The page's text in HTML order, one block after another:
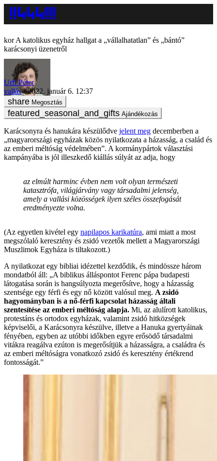
A katolikus egyház hallgat a „vállalhatatlan” és „bántó”
karácsonyi üzenetről
Urfi Péter
vallás
2022. január 6. 12:37
Megosztás
Ajándékozás
Karácsonyra és hanukára készülődve jelent meg decemberben a
„magyarországi egyházak közös nyilatkozata a házasság, a család és
az emberi méltóság védelmében”. A kormánypártok választási
kampányába is jól illeszkedő kiállás súlyát az adja, hogy
az elmúlt harminc évben nem volt olyan természeti
katasztrófa, világjárvány vagy társadalmi jelenség,
amely a vallási közösségek ilyen széles összefogását
eredményezte volna.
(Az egyetlen kivétel egy napilapos karikatúra, ami miatt a most
megszólaló keresztény és zsidó vezetők mellett a Magyarországi
Muszlimok Egyháza is tiltakozott.)
A nyilatkozat egy bibliai idézettel kezdődik, és mindössze három
mondatból áll: „A biblikus álláspontot Ferenc pápa budapesti
látogatása során is hangsúlyozta megerősítve, hogy a házasság
szentsége egy férfi és egy nő között valósul meg. A zsidó
hagyományban is a nő-férfi kapcsolat házasság általi
szentesítése az emberi méltóság alapja. Mi, az alulírott katolikus,
protestáns és ortodox egyházak, valamint zsidó hitközségek
képviselői, a Karácsonyra készülve, illetve a Hanuka gyertyáinak
fényében, egyben az utóbbi időkben egyre erősödő társadalmi
vitákra reagálva ezúton is megerősítjük a házasságra, a családra és
az emberi méltóságra vonatkozó zsidó és keresztény értékrend
fontosságát.”